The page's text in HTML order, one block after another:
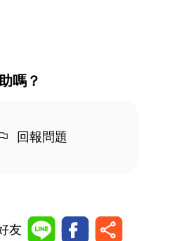
嗎？
回報問題
友